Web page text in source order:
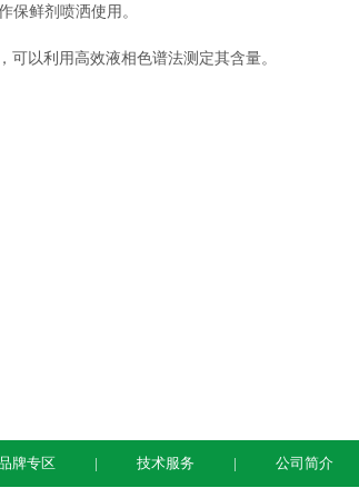
保鲜剂喷洒使用。
以利用高效液相色谱法测定其含量。
牌专区 技术服务 公司简介